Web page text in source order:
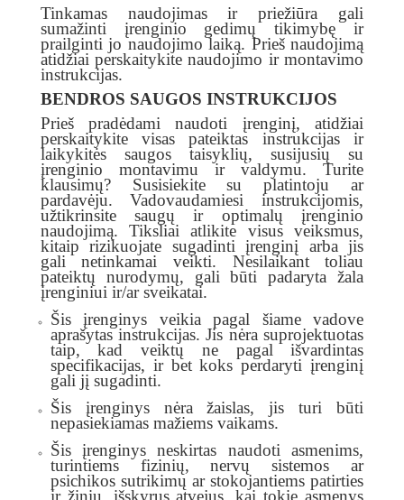
Tinkamas naudojimas ir priežiūra gali
sumažinti įrenginio gedimų tikimybę ir
prailginti jo naudojimo laiką. Prieš naudojimą
atidžiai perskaitykite naudojimo ir montavimo
instrukcijas.
BENDROS SAUGOS INSTRUKCIJOS
Prieš pradėdami naudoti įrenginį, atidžiai
perskaitykite visas pateiktas instrukcijas ir
laikykitės saugos taisyklių, susijusių su
įrenginio montavimu ir valdymu. Turite
klausimų? Susisiekite su platintoju ar
pardavėju. Vadovaudamiesi instrukcijomis,
užtikrinsite saugų ir optimalų įrenginio
naudojimą. Tiksliai atlikite visus veiksmus,
kitaip rizikuojate sugadinti įrenginį arba jis
gali netinkamai veikti. Nesilaikant toliau
pateiktų nurodymų, gali būti padaryta žala
įrenginiui ir/ar sveikatai.
Šis įrenginys veikia pagal šiame vadove
aprašytas instrukcijas. Jis nėra suprojektuotas
taip, kad veiktų ne pagal išvardintas
specifikacijas, ir bet koks perdaryti įrenginį
gali jį sugadinti.
Šis įrenginys nėra žaislas, jis turi būti
nepasiekiamas mažiems vaikams.
Šis įrenginys neskirtas naudoti asmenims,
turintiems fizinių, nervų sistemos ar
psichikos sutrikimų ar stokojantiems patirties
ir žinių, išskyrus atvejus, kai tokie asmenys